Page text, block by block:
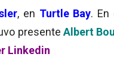
, en Turtle Bay. En
presente Albert
Linkedin